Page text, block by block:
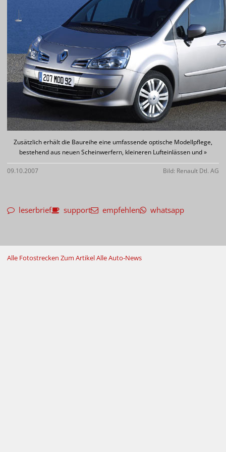
Zusätzlich erhält die Baureihe eine umfassende optische Modellpflege,
bestehend aus neuen Scheinwerfern, kleineren Lufteinlässen und »
09.10.2007 Bild: Renault Dtl. AG
leserbrief support empfehlen whatsapp
Alle Fotostrecken Zum ArtikelAlle Auto-News